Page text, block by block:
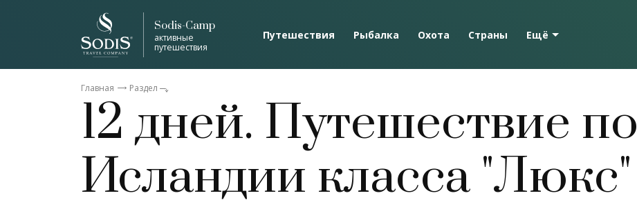
Sodis-Camp
активные
путешествия
Путешествия Рыбалка Охота Страны Ещё
Главная Раздел
12 дней. Путешествие по
Исландии класса "Люкс"